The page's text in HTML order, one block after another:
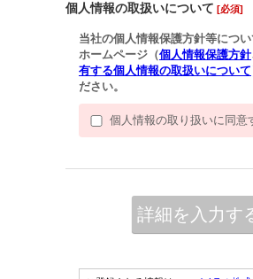
個人情報の取扱いについて [必須]
当社の個人情報保護方針等につ
ホームページ（個人情報保護方針
有する個人情報の取扱いについて
ださい。
個人情報の取り扱いに同意